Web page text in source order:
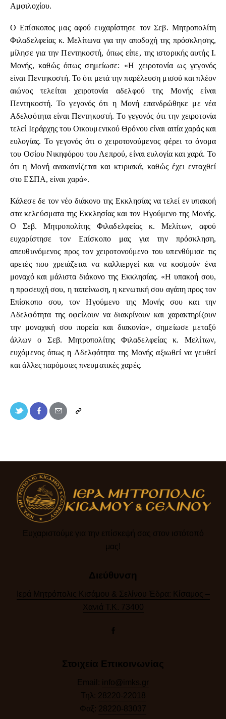
Αμφιλοχίου.
Ο Επίσκοπος μας αφού ευχαρίστησε τον Σεβ. Μητροπολίτη
Φιλαδελφείας κ. Μελίτωνα για την αποδοχή της πρόσκλησης,
μίλησε για την Πεντηκοστή, όπως είπε, της ιστορικής αυτής Ι.
Μονής, καθώς όπως σημείωσε: «Η χειροτονία ως γεγονός
είναι Πεντηκοστή. Το ότι μετά την παρέλευση μισού και πλέον
αιώνος τελείται χειροτονία αδελφού της Μονής είναι
Πεντηκοστή. Το γεγονός ότι η Μονή επανδρώθηκε με νέα
Αδελφότητα είναι Πεντηκοστή. Το γεγονός ότι την χειροτονία
τελεί Ιεράρχης του Οικουμενικού Θρόνου είναι αιτία χαράς και
ευλογίας. Το γεγονός ότι ο χειροτονούμενος φέρει το όνομα
του Οσίου Νικηφόρου του Λεπρού, είναι ευλογία και χαρά. Το
ότι η Μονή ανακαινίζεται και κτιριακά, καθώς έχει ενταχθεί
στο ΕΣΠΑ, είναι χαρά».
Κάλεσε δε τον νέο διάκονο της Εκκλησίας να τελεί εν υπακοή
στα κελεύσματα της Εκκλησίας και τον Ηγούμενο της Μονής.
Ο Σεβ. Μητροπολίτης Φιλαδελφείας κ. Μελίτων, αφού
ευχαρίστησε τον Επίσκοπο μας για την πρόσκληση,
απευθυνόμενος προς τον χειροτονούμενο του υπενθύμισε τις
αρετές που χρειάζεται να καλλιεργεί και να κοσμούν ένα
μοναχό και μάλιστα διάκονο της Εκκλησίας. «Η υπακοή σου,
η προσευχή σου, η ταπείνωση, η κενωτική σου αγάπη προς τον
Επίσκοπο σου, τον Ηγούμενο της Μονής σου και την
Αδελφότητα της οφείλουν να διακρίνουν και χαρακτηρίζουν
την μοναχική σου πορεία και διακονία», σημείωσε μεταξύ
άλλων ο Σεβ. Μητροπολίτης Φιλαδελφείας κ. Μελίτων,
ευχόμενος όπως η Αδελφότητα της Μονής αξιωθεί να γευθεί
και άλλες παρόμοιες πνευματικές χαρές.
Ευχαριστούμε για την επίσκεψή σας στον ιστότοπό
μας!​
Διεύθυνση
Ιερά Μητρόπολις Κισάμου & Σελίνου Έδρα: Κίσαμος –
Χανιά Τ.Κ. 73400
Στοιχεία Επικοινωνίας
Email: info@imks.gr
Τηλ: 28220-22018
Φαξ: 28220-83037